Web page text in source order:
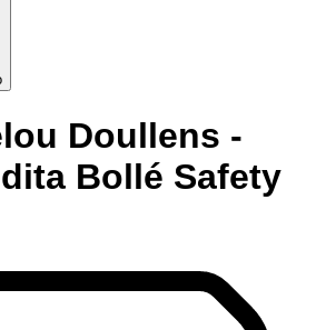
Doullens -
Bollé Safety